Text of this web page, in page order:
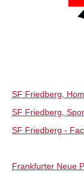
SF Friedberg,
SF Friedberg,
SF Friedberg -
Frankfurter Neue